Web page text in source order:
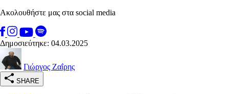
Ακολουθήστε μας στα social media
Δημοσιεύτηκε: 04.03.2025
Γιώργος Ζαΐρης
SHARE